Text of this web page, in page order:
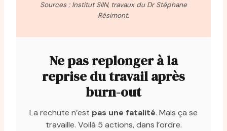
Sources : Institut SIIN, travaux du Dr Stéphane
Résimont.
Ne pas replonger à la
reprise du travail après
burn-out
La rechute n’est pas une fatalité. Mais ça se
travaille. Voilà 5 actions, dans l’ordre.